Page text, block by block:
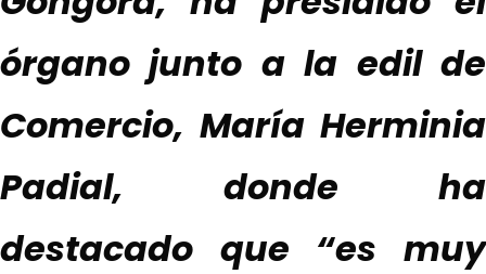
órgano junto a la edil de
Comercio, María Herminia
Padial, donde ha
destacado que “es muy